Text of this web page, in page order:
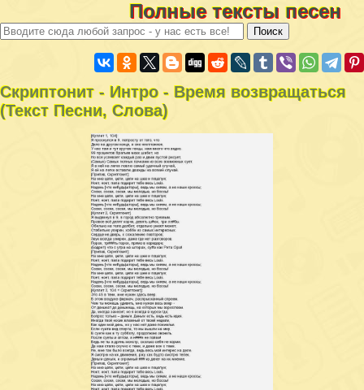
Полные тексты песен
Скриптонит - Интро - Время возвращаться
(Текст Песни, Слова)